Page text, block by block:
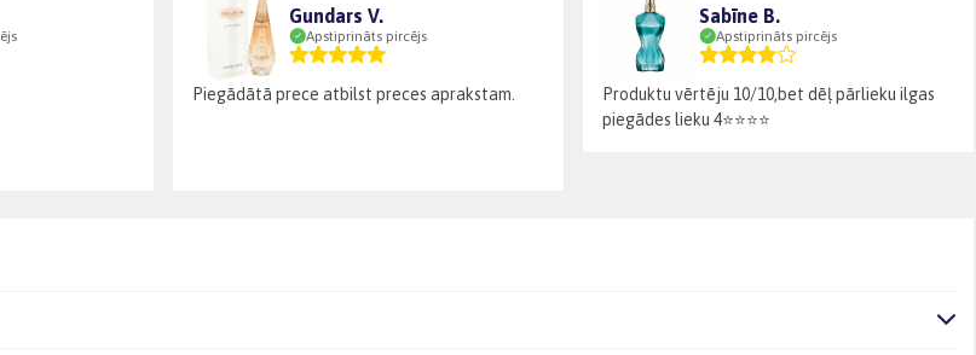
Gundars V.
Apstiprināts pircējs
Piegādātā prece atbilst preces aprakstam.
Sabīne B.
Apstiprināts pircējs
Produktu vērtēju 10/10,bet dēļ pārlieku ilgas
piegādes lieku 4⭐️⭐️⭐️⭐️